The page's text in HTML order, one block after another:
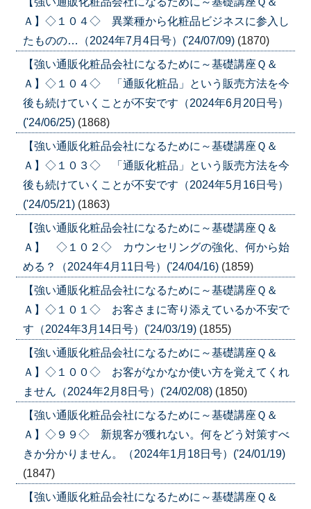
Ａ】◇１０４◇ 異業種から化粧品ビジネスに参入し
たものの…（2024年7月4日号）('24/07/09) (1870)
【強い通販化粧品会社になるために～基礎講座Ｑ＆
Ａ】◇１０４◇ 「通販化粧品」という販売方法を今
後も続けていくことが不安です（2024年6月20日号）
('24/06/25) (1868)
【強い通販化粧品会社になるために～基礎講座Ｑ＆
Ａ】◇１０３◇ 「通販化粧品」という販売方法を今
後も続けていくことが不安です（2024年5月16日号）
('24/05/21) (1863)
【強い通販化粧品会社になるために～基礎講座Ｑ＆
Ａ】 ◇１０２◇ カウンセリングの強化、何から始
める？（2024年4月11日号）('24/04/16) (1859)
【強い通販化粧品会社になるために～基礎講座Ｑ＆
Ａ】◇１０１◇ お客さまに寄り添えているか不安で
す（2024年3月14日号）('24/03/19) (1855)
【強い通販化粧品会社になるために～基礎講座Ｑ＆
Ａ】◇１００◇ お客がなかなか使い方を覚えてくれ
ません（2024年2月8日号）('24/02/08) (1850)
【強い通販化粧品会社になるために～基礎講座Ｑ＆
Ａ】◇９９◇ 新規客が獲れない。何をどう対策すべ
きか分かりません。（2024年1月18日号）('24/01/19)
(1847)
【強い通販化粧品会社になるために～基礎講座Ｑ＆